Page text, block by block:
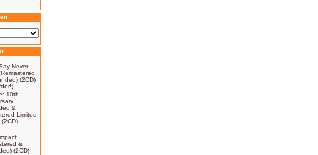
Never
(2CD)
10th
&
Limited
(2CD)
&
(2CD)